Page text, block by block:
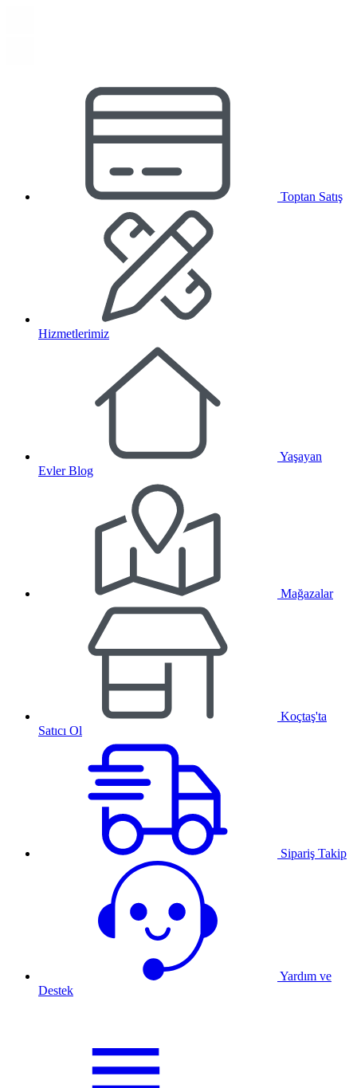
Toptan Satış
Hizmetlerimiz
Yaşayan
Evler Blog
Mağazalar
Koçtaş'ta
Satıcı Ol
Sipariş Takip
Yardım ve
Destek